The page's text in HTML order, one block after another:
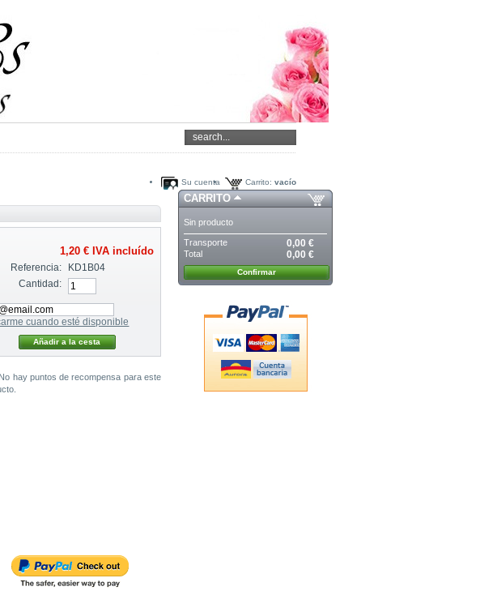
Carrito: vacío
Su cuenta
1,20 €IVA incluído
Referencia:
KD1B04
Cantidad:
cuando esté disponible
No hay puntos de recompensa para este
CARRITO
Sin producto
Transporte 0,00 €
Total 0,00 €
Confirmar